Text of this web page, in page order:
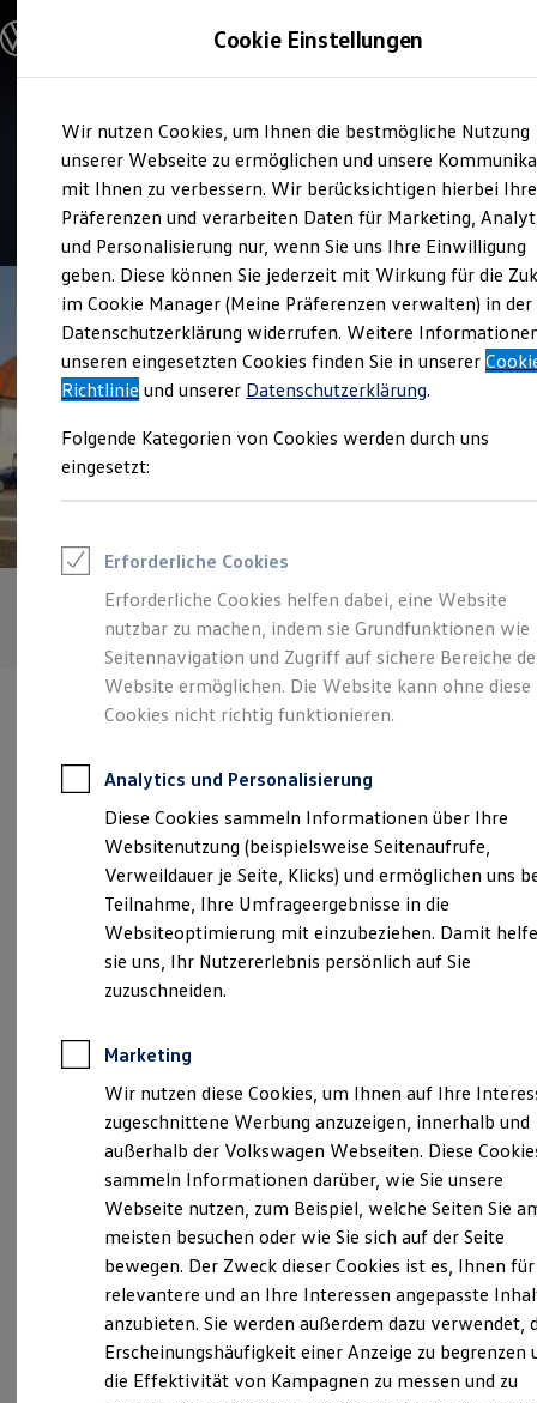
Hauptinhalt
springen
Footer
springen
Modelle und Konfigurator
Modelle vergleichen
Elektroautos
ENERGY Sondermodelle
Nutzfahrzeuge
SUV und CUV
Familienautos
Kombis
Kompaktwagen
Sportwagen
Schnell verfügbare Fahrzeuge
Angebote und Produkte
Aktuelle Angebote
E-Auto-Förderung
Volkswagen Marktplatz
Junge Gebrauchtwagen und Gebrauchtwagen
Volkswagen Zertifizierte Gebrauchtwagen
Zubehör- und Serviceangebote
Leasing
Leasing-Angebote
Gebrauchtwagen Leasing
Junge Gebrauchtwagen-Leasing
Elektroauto Leasing
Kleinwagen-Leasing
Leasing ohne Anzahlung
Finanzierung
Kfz-Versicherung
Restschuldversicherungen
Garantien
Wartungsverträge
Geschäftskunden
Professional Class bei Volkswagen
Großkunden
Behörden
Direktkunden
Sonderfahrzeuge
Anpfiff zum Gewinn
Elektroautos
ID. Tutorials
Elektrofahrzeugkonzepte
Reichweite
Reichweite der ID. Modelle
Reichweite im Winter
Laden
Laden unterwegs
Laden Zuhause
Ladestationen finden
Ladezeitensimulator
Batterie
Sicherheit
Garantie und Lebensdauer
Nachhaltigkeit
Service
Starke Ibbenbüren Lengerich
4.7| 88 Bewertungen
Verantwortlich für die Inhalte auf dieser Seite ist die Starke
Ibbenbüren GmbH & Co. KG, Zweigstelle Lengerich
Impressum & Rechtliches
info.lengerich@starke-gruppe.de
+49 5481 80090
Über WhatsApp kontaktieren
Montag-
Samstag
07:30-13:00 Uhr
Sonntag
Geschlossen
Ansprechpartner
Cookie Einstellungen
Wir nutzen Cookies, um Ihnen die bestmögliche Nutzung
unserer Webseite zu ermöglichen und unsere
mit Ihnen zu verbessern. Wir berücksichtigen hierbei Ihre
Präferenzen und verarbeiten Daten für Marketing,
und Personalisierung nur, wenn Sie uns Ihre Einwilligung
geben. Diese können Sie jederzeit mit Wirkung für die
im Cookie Manager (Meine Präferenzen verwalten) in der
Datenschutzerklärung widerrufen. Weitere
unseren eingesetzten Cookies finden Sie in unserer
Richtlinie und unserer Datenschutzerklärung.
Folgende Kategorien von Cookies werden durch uns
eingesetzt:
Erforderliche Cookies
Erforderliche Cookies helfen dabei, eine Website
nutzbar zu machen, indem sie Grundfunktionen wie
Seitennavigation und Zugriff auf sichere Bereiche
Website ermöglichen. Die Website kann ohne diese
Cookies nicht richtig funktionieren.
Analytics und Personalisierung
Diese Cookies sammeln Informationen über Ihre
Websitenutzung (beispielsweise Seitenaufrufe,
Verweildauer je Seite, Klicks) und ermöglichen uns
Teilnahme, Ihre Umfrageergebnisse in die
Websiteoptimierung mit einzubeziehen. Damit
sie uns, Ihr Nutzererlebnis persönlich auf Sie
zuzuschneiden.
Marketing
Wir nutzen diese Cookies, um Ihnen auf Ihre
zugeschnittene Werbung anzuzeigen, innerhalb und
außerhalb der Volkswagen Webseiten. Diese
sammeln Informationen darüber, wie Sie unsere
Webseite nutzen, zum Beispiel, welche Seiten Sie
meisten besuchen oder wie Sie sich auf der Seite
bewegen. Der Zweck dieser Cookies ist es, Ihnen für
relevantere und an Ihre Interessen angepasste
anzubieten. Sie werden außerdem dazu verwendet,
Erscheinungshäufigkeit einer Anzeige zu begrenzen
die Effektivität von Kampagnen zu messen und zu